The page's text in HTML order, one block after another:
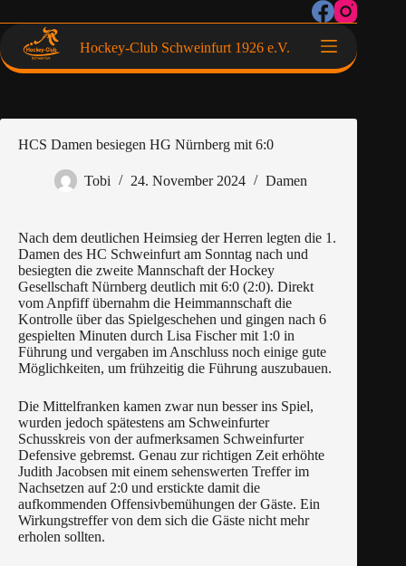
Hockey-Club Schweinfurt 1926 e.V.
HCS Damen besiegen HG Nürnberg mit 6:0
Tobi 24. November 2024 Damen
Nach dem deutlichen Heimsieg der Herren legten die 1.
Damen des HC Schweinfurt am Sonntag nach und
besiegten die zweite Mannschaft der Hockey
Gesellschaft Nürnberg deutlich mit 6:0 (2:0). Direkt
vom Anpfiff übernahm die Heimmannschaft die
Kontrolle über das Spielgeschehen und gingen nach 6
gespielten Minuten durch Lisa Fischer mit 1:0 in
Führung und vergaben im Anschluss noch einige gute
Möglichkeiten, um frühzeitig die Führung auszubauen.
Die Mittelfranken kamen zwar nun besser ins Spiel,
wurden jedoch spätestens am Schweinfurter
Schusskreis von der aufmerksamen Schweinfurter
Defensive gebremst. Genau zur richtigen Zeit erhöhte
Judith Jacobsen mit einem sehenswerten Treffer im
Nachsetzen auf 2:0 und erstickte damit die
aufkommenden Offensivbemühungen der Gäste. Ein
Wirkungstreffer von dem sich die Gäste nicht mehr
erholen sollten.